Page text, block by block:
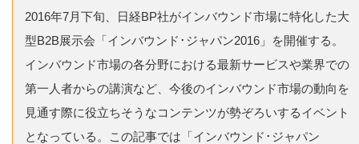
2016年7月下旬、日経BP社がインバウンド市場に特化した大
型B2B展示会「インバウンド･ジャパン2016」を開催する。
インバウンド市場の各分野における最新サービスや業界での
第一人者からの講演など、今後のインバウンド市場の動向を
見通す際に役立ちそうなコンテンツが勢ぞろいするイベント
となっている。この記事では「インバウンド･ジャパン